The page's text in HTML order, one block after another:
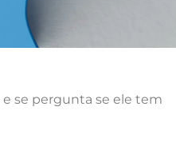
e se pergunta se ele tem